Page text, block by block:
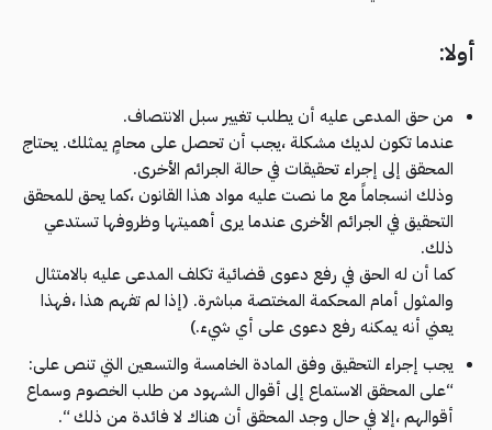
أولا:
من حق المدعى عليه أن يطلب تغيير سبل الانتصاف.
عندما تكون لديك مشكلة ،يجب أن تحصل على محامٍ يمثلك. يحتاج
المحقق إلى إجراء تحقيقات في حالة الجرائم الأخرى.
وذلك انسجاماً مع ما نصت عليه مواد هذا القانون ،كما يحق للمحقق
التحقيق في الجرائم الأخرى عندما يرى أهميتها وظروفها تستدعي
ذلك.
كما أن له الحق في رفع دعوى قضائية تكلف المدعى عليه بالامتثال
والمثول أمام المحكمة المختصة مباشرة. (إذا لم تفهم هذا ،فهذا
يعني أنه يمكنه رفع دعوى على أي شيء.)
يجب إجراء التحقيق وفق المادة الخامسة والتسعين التي تنص على:
“على المحقق الاستماع إلى أقوال الشهود من طلب الخصوم وسماع
أقوالهم ،إلا في حال وجد المحقق أن هناك لا فائدة من ذلك “.